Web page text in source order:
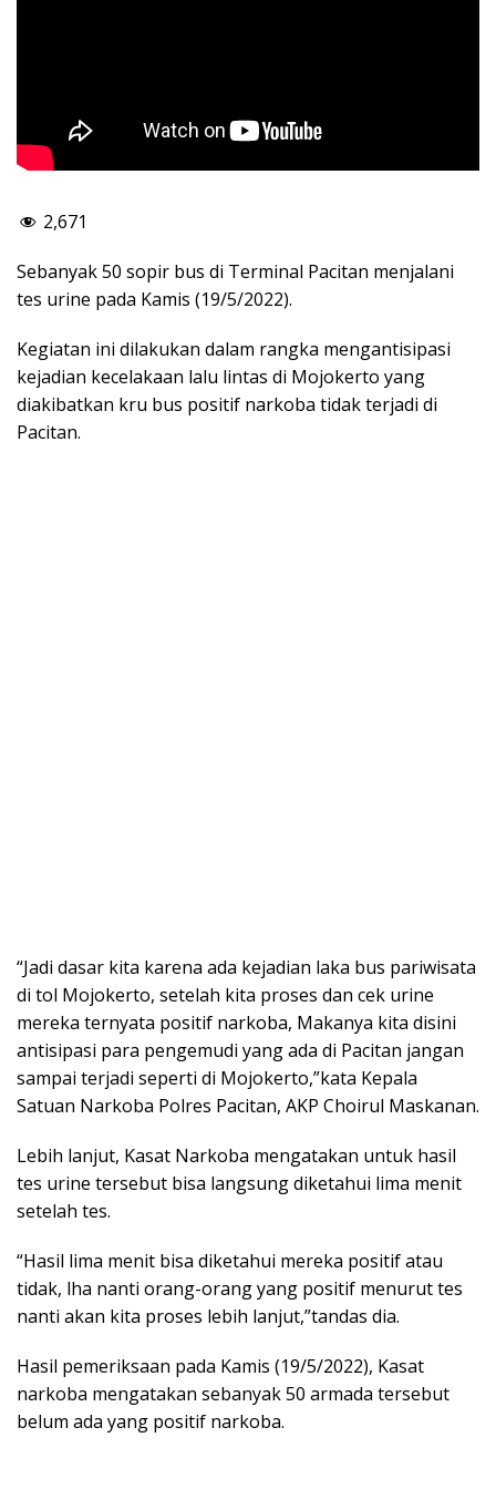
2,671
Sebanyak 50 sopir bus di Terminal Pacitan menjalani
tes urine pada Kamis (19/5/2022).
Kegiatan ini dilakukan dalam rangka mengantisipasi
kejadian kecelakaan lalu lintas di Mojokerto yang
diakibatkan kru bus positif narkoba tidak terjadi di
Pacitan.
“Jadi dasar kita karena ada kejadian laka bus pariwisata
di tol Mojokerto, setelah kita proses dan cek urine
mereka ternyata positif narkoba, Makanya kita disini
antisipasi para pengemudi yang ada di Pacitan jangan
sampai terjadi seperti di Mojokerto,”kata Kepala
Satuan Narkoba Polres Pacitan, AKP Choirul Maskanan.
Lebih lanjut, Kasat Narkoba mengatakan untuk hasil
tes urine tersebut bisa langsung diketahui lima menit
setelah tes.
“Hasil lima menit bisa diketahui mereka positif atau
tidak, lha nanti orang-orang yang positif menurut tes
nanti akan kita proses lebih lanjut,”tandas dia.
Hasil pemeriksaan pada Kamis (19/5/2022), Kasat
narkoba mengatakan sebanyak 50 armada tersebut
belum ada yang positif narkoba.